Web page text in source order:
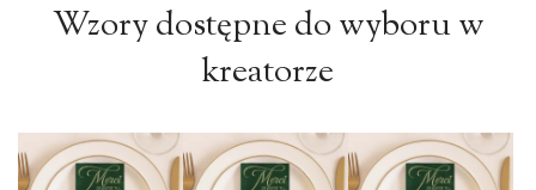
Wzory dostępne do wyboru w
kreatorze